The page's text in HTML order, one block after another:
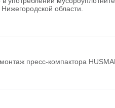
области.
пресс-компактора